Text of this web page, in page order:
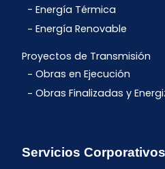
Energía Térmica
Energía Renovable
Proyectos de Transmisión
Obras en Ejecución
Obras Finalizadas y
Servicios Corporativos